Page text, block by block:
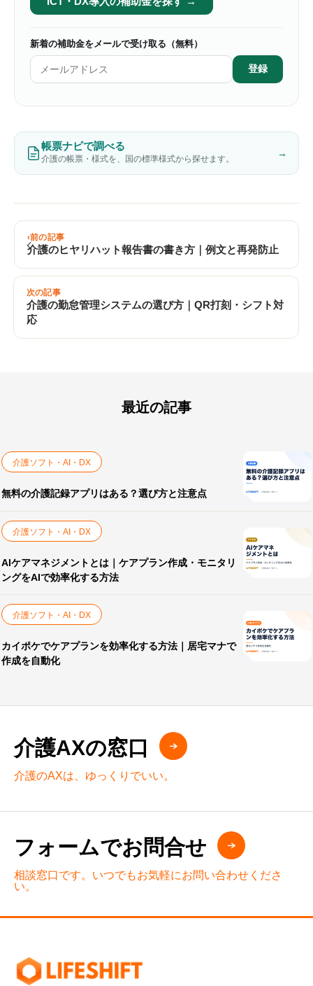
新着の補助金をメールで受け取る（無料）
登録
帳票ナビで調べる
介護の帳票・様式を、国の標準様式から探せます。 →
介護のヒヤリハット報告書の書き方｜例文と再発防止
前の記事
介護の勤怠管理システムの選び方｜QR打刻・シフト対
応
次の記事
最近の記事
介護ソフト・AI・DX
無料の介護記録アプリはある？選び方と注意点
介護ソフト・AI・DX
AIケアマネジメントとは｜ケアプラン作成・モニタリ
ングをAIで効率化する方法
介護ソフト・AI・DX
カイポケでケアプランを効率化する方法｜居宅マナで
作成を自動化
介護AXの窓口
介護のAXは、ゆっくりでいい。
フォームでお問合せ
相談窓口です。いつでもお気軽にお問い合わせくださ
い。